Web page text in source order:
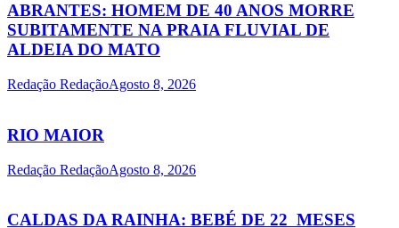
ABRANTES: HOMEM DE 40 ANOS MORRE
SUBITAMENTE NA PRAIA FLUVIAL DE
ALDEIA DO MATO
Redação RedaçãoAgosto 8, 2026
RIO MAIOR
Redação RedaçãoAgosto 8, 2026
CALDAS DA RAINHA: BEBÉ DE 22 MESES